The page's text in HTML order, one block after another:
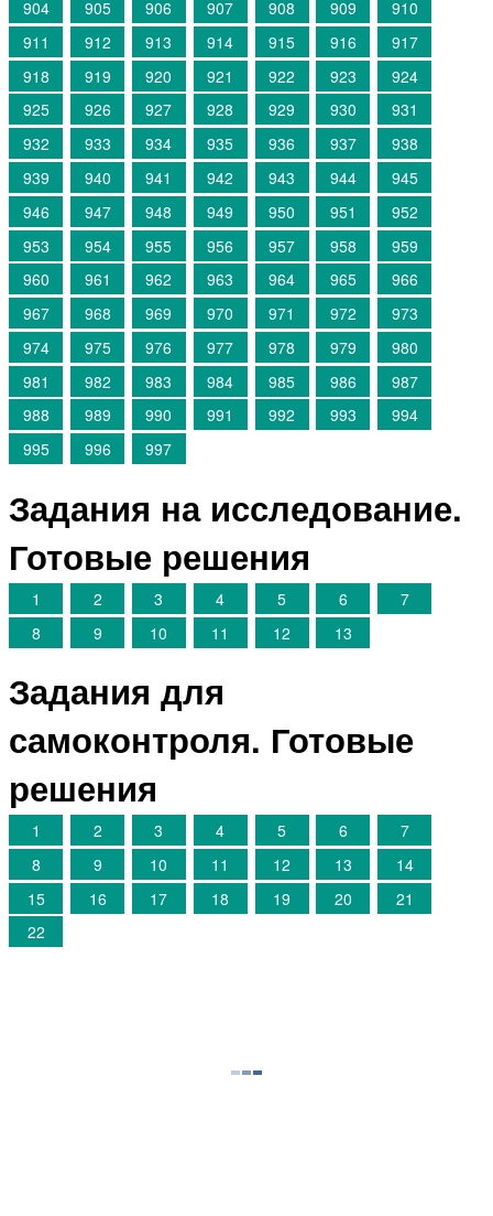
904
905 906 907 908 909
910
911
912 913 914 915 916
917
918
919 920 921 922 923
924
925
926 927 928 929 930
931
932
933 934 935 936 937
938
939
940 941 942 943 944
945
946
947 948 949 950 951
952
953
954 955 956 957 958
959
960
961 962 963 964 965
966
967
968 969 970 971 972
973
974
975 976 977 978 979
980
981
982 983 984 985 986
987
988
989 990 991 992 993
994
995
996 997
Задания на исследование.
Готовые решения
1 2 3 4 5 6
7
8
9 10 11 12 13
Задания для
самоконтроля. Готовые
решения
1 2 3 4 5 6
7
8
9 10 11 12 13
14
15
16 17 18 19 20
21
22